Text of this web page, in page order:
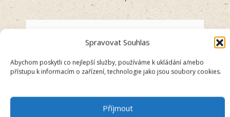
Spravovat Souhlas
Abychom poskytli co nejlepší služby, používáme k ukládání a/nebo
přístupu k informacím o zařízení, technologie jako jsou soubory cookies.
Příjmout
Anna Švecová
Vše super a úžasný lidi ze srdcem na